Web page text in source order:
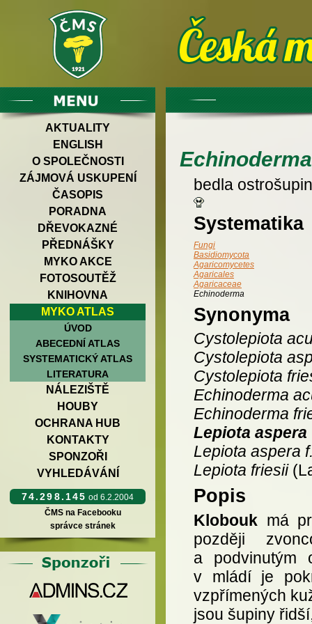
AKTUALITY
ENGLISH
O SPOLEČNOSTI
ZÁJMOVÁ USKUPENÍ
ČASOPIS
PORADNA
DŘEVOKAZNÉ
PŘEDNÁŠKY
MYKO AKCE
FOTOSOUTĚŽ
KNIHOVNA
MYKO ATLAS
ÚVOD
ABECEDNÍ ATLAS
SYSTEMATICKÝ ATLAS
LITERATURA
NÁLEZIŠTĚ
HOUBY
OCHRANA HUB
KONTAKTY
SPONZOŘI
VYHLEDÁVÁNÍ
74.298.145 od 6.2.2004
ČMS na Facebooku
správce stránek
bedla
Systematika
Fungi
Basidiomycota
Agaricomycetes
Agaricales
Agaricaceae
Echinoderma
Synonyma
Cystolepiota
Cystolepiota
Cystolepiota
Echinoderma
Echinoderma
Lepiota aspera
Lepiota aspera
Lepiota friesii
Popis
Klobouk má
později
a podvinutým
v mládí je
vzpřímených
jsou šupiny